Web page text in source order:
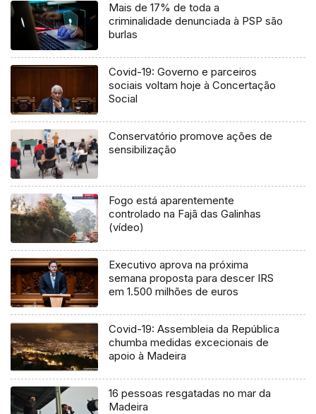
Mais de 17% de toda a
criminalidade denunciada à PSP são
burlas
Covid-19: Governo e parceiros
sociais voltam hoje à Concertação
Social
Conservatório promove ações de
sensibilização
Fogo está aparentemente
controlado na Fajã das Galinhas
(vídeo)
Executivo aprova na próxima
semana proposta para descer IRS
em 1.500 milhões de euros
Covid-19: Assembleia da República
chumba medidas excecionais de
apoio à Madeira
16 pessoas resgatadas no mar da
Madeira